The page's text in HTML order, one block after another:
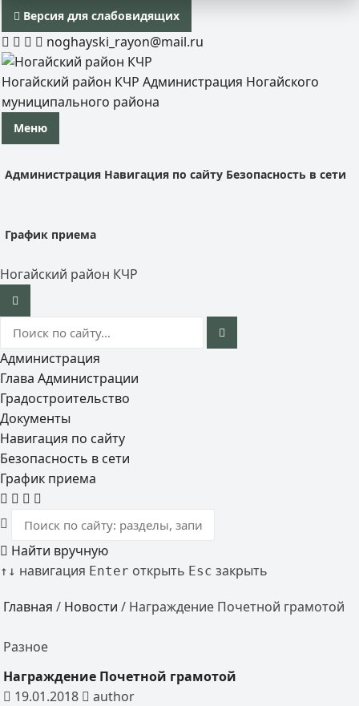
Версия для слабовидящих
noghayski_rayon@mail.ru
Ногайский район КЧР Администрация Ногайского
муниципального района
Меню
Администрация Навигация по сайту Безопасность в сети
График приема
Ногайский район КЧР
Администрация
Глава Администрации
Градостроительство
Документы
Навигация по сайту
Безопасность в сети
График приема
Найти вручную
↑ ↓ навигация Enter открыть Esc закрыть
Главная / Новости / Награждение Почетной грамотой
Разное
Награждение Почетной грамотой
19.01.2018
author